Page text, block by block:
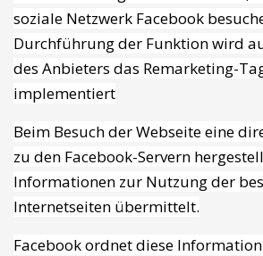
soziale Netzwerk Facebook
Durchführung der Funktion wird
des Anbieters das Remarketing-
implementiert
Beim Besuch der Webseite eine
zu den Facebook-Servern
Informationen zur Nutzung der
Internetseiten übermittelt.
Facebook ordnet diese